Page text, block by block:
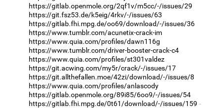
https://gitlab.openmole.org/2qf1v/m5cc/-/issues/29
https://git.fsz53.de/k5eig/4rkv/-/issues/63
https://gitlab.fhi.mpg.de/oo69/download/-/issues/36
https://www.tumblr.com/acunetix-crack-im
https://www.quia.com/profiles/dawn116g
https://www.tumblr.com/driver-booster-crack-c4
https://www.quia.com/profiles/st301valdez
https://git.acwing.com/my5r/crack/-/issues/17
https://git.allthefallen.moe/42zi/download/-/issues/8
https://www.quia.com/profiles/anlascody
https://gitlab.openmole.org/89i85/6oo9/-/issues/54
https://gitlab.fhi.mpg.de/0t61/download/-/issues/159